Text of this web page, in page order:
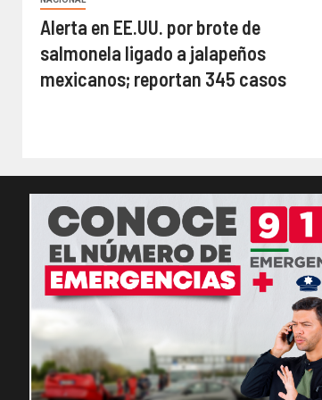
Alerta en EE.UU. por brote de
salmonela ligado a jalapeños
mexicanos; reportan 345 casos